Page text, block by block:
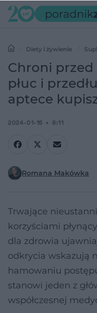
Diety i żywienie
zwłóknieniem płuc i
Chroni przed
płuc i
aptece
2024-01-15 8:11
Romana Makówka
Trwające
korzyściami
dla zdrowia
odkrycia wskazują
hamowaniu
stanowi jeden z
współczesnej